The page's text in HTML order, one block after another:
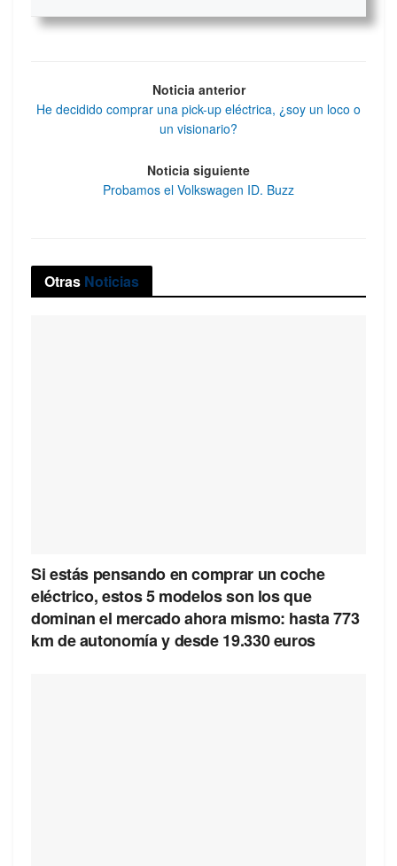
Noticia anterior
He decidido comprar una pick-up eléctrica, ¿soy un loco o
un visionario?
Noticia siguiente
Probamos el Volkswagen ID. Buzz
Otras Noticias
Si estás pensando en comprar un coche
eléctrico, estos 5 modelos son los que
dominan el mercado ahora mismo: hasta 773
km de autonomía y desde 19.330 euros